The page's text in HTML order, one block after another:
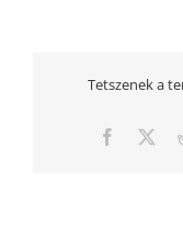
Tetszenek a
Facebook